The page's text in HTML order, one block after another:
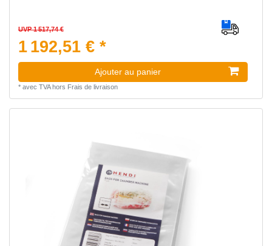
UVP 1 517,74 €
1 192,51 € *
Ajouter au panier
* avec TVAhors Frais de livraison